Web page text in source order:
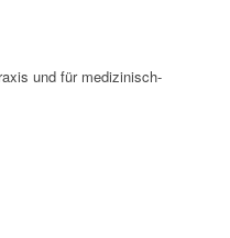
und für medizinisch-